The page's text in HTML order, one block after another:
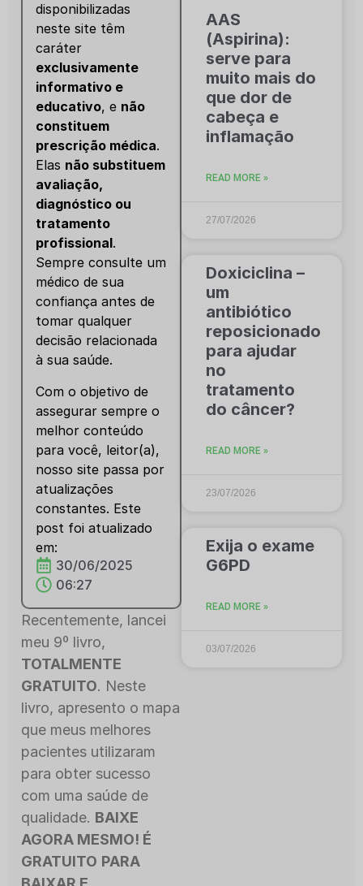
disponibilizadas
neste site têm
caráter
exclusivamente
informativo e
educativo, e não
constituem
prescrição médica.
Elas não substituem
avaliação,
diagnóstico ou
tratamento
profissional.
Sempre consulte um
médico de sua
confiança antes de
tomar qualquer
decisão relacionada
à sua saúde.
Com o objetivo de
assegurar sempre o
melhor conteúdo
para você, leitor(a),
nosso site passa por
atualizações
constantes. Este
post foi atualizado
em:
30/06/2025
06:27
Recentemente, lancei
meu 9º livro,
TOTALMENTE
GRATUITO. Neste
livro, apresento o mapa
que meus melhores
pacientes utilizaram
para obter sucesso
com uma saúde de
qualidade. BAIXE
AGORA MESMO! É
GRATUITO PARA
AAS
(Aspirina):
serve para
muito mais do
que dor de
cabeça e
inflamação
READ MORE »
27/07/2026
Doxiciclina –
um
antibiótico
reposicionado
para ajudar
no
tratamento
do câncer?
READ MORE »
23/07/2026
Exija o exame
G6PD
READ MORE »
03/07/2026